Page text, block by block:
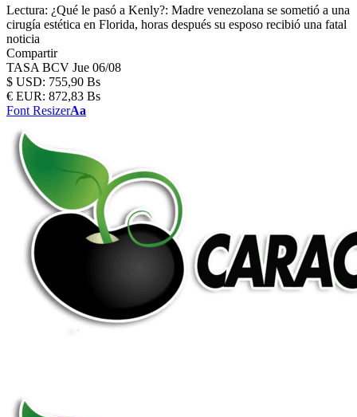
Lectura: ¿Qué le pasó a Kenly?: Madre venezolana se sometió a una
cirugía estética en Florida, horas después su esposo recibió una fatal
noticia
Compartir
TASA BCV Jue 06/08
$ USD: 755,90 Bs
€ EUR: 872,83 Bs
Font ResizerAa